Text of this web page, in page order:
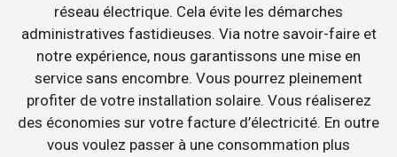
réseau électrique. Cela évite les démarches
administratives fastidieuses. Via notre savoir-faire et
notre expérience, nous garantissons une mise en
service sans encombre. Vous pourrez pleinement
profiter de votre installation solaire. Vous réaliserez
des économies sur votre facture d’électricité. En outre
vous voulez passer à une consommation plus